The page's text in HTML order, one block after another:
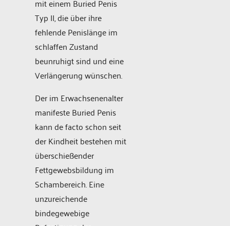
mit einem Buried Penis
Typ II, die über ihre
fehlende Penislänge im
schlaffen Zustand
beunruhigt sind und eine
Verlängerung wünschen.
Der im Erwachsenenalter
manifeste Buried Penis
kann de facto schon seit
der Kindheit bestehen mit
überschießender
Fettgewebsbildung im
Schambereich. Eine
unzureichende
bindegewebige